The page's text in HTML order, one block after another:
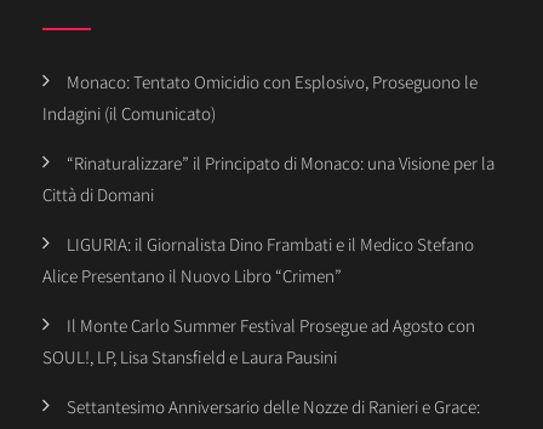
Monaco: Tentato Omicidio con Esplosivo, Proseguono le
Indagini (il Comunicato)
“Rinaturalizzare” il Principato di Monaco: una Visione per la
Città di Domani
LIGURIA: il Giornalista Dino Frambati e il Medico Stefano
Alice Presentano il Nuovo Libro “Crimen”
Il Monte Carlo Summer Festival Prosegue ad Agosto con
SOUL!, LP, Lisa Stansfield e Laura Pausini
Settantesimo Anniversario delle Nozze di Ranieri e Grace: